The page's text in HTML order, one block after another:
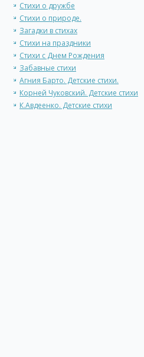
Стихи о дружбе
Стихи о природе.
Загадки в стихах
Стихи на праздники
Стихи с Днем Рождения
Забавные стихи
Агния Барто. Детские стихи.
Корней Чуковский. Детские стихи
К.Авдеенко. Детские стихи